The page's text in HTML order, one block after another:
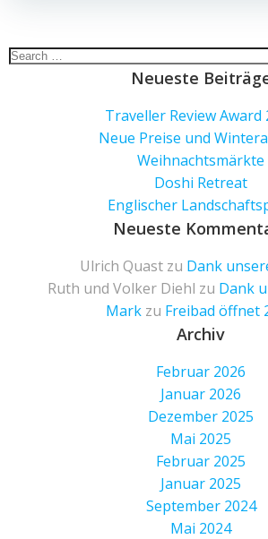
Search
Neueste
Traveller Review Award
Neue Preise und
Weihnachtsmärkte
Doshi Retreat
Englischer
Neueste
Ulrich Quast zu Dank
Ruth und Volker Diehl zu Dank
Mark zu Freibad öffnet
Archiv
Februar 2026
Januar 2026
Dezember 2025
Mai 2025
Februar 2025
Januar 2025
September 2024
Mai 2024